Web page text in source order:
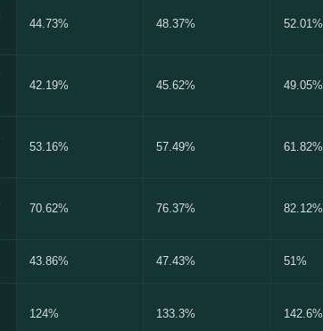
44.73% 48.37% 52.01%
42.19% 45.62% 49.05%
53.16% 57.49% 61.82%
70.62% 76.37% 82.12%
43.86% 47.43% 51%
124% 133.3% 142.6%